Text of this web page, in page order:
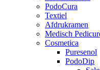
PodoCura
Textiel
Afdrukramen
Medisch
Cosmetica
Puresenol
PodoDip